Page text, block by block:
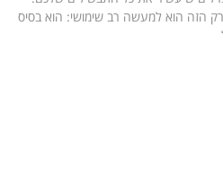
הזה הוא למעשה רב שימושי: הוא בסיס